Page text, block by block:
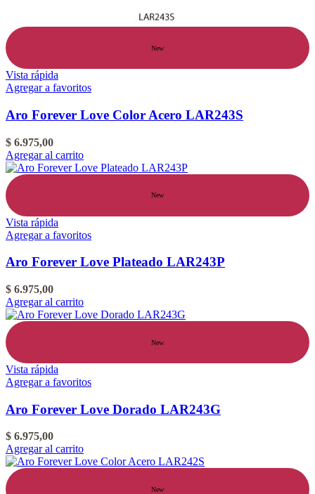
New
Vista rápida
Agregar a favoritos
Aro Forever Love Color Acero LAR243S
$ 6.975,00
Agregar al carrito
New
Vista rápida
Agregar a favoritos
Aro Forever Love Plateado LAR243P
$ 6.975,00
Agregar al carrito
New
Vista rápida
Agregar a favoritos
Aro Forever Love Dorado LAR243G
$ 6.975,00
Agregar al carrito
New